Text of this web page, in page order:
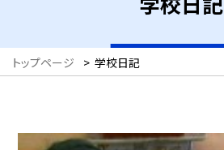
トップページ > 学校日記